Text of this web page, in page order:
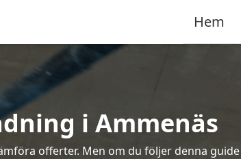
Hem
i Ammenäs
offerter. Men om du följer denna